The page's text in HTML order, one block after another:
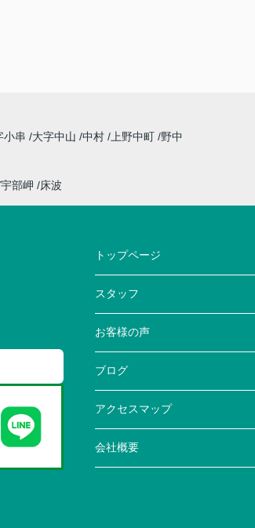
小串 大字中山 中村 上野中町 野中
宇部岬 床波
トップページ
スタッフ
お客様の声
ブログ
アクセスマップ
会社概要